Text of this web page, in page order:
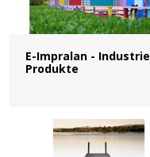
E-Impralan - Industrie
Produkte